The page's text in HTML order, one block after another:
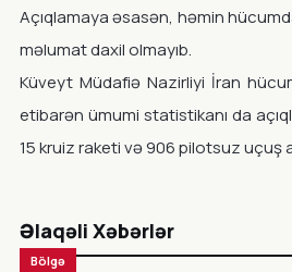
Açıqlamaya əsasən, həmin
məlumat daxil olmayıb.
Küveyt Müdafiə Nazirliyi İran
etibarən ümumi statistikanı da
15 kruiz raketi və 906 pilotsuz uçuş
Əlaqəli Xəbərlər
Bölgə